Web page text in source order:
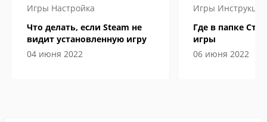
Игры Настройка
Что делать, если Steam не
видит установленную игру
04 июня 2022
Игры Инструкции
Где в папке
игры
06 июня 2022